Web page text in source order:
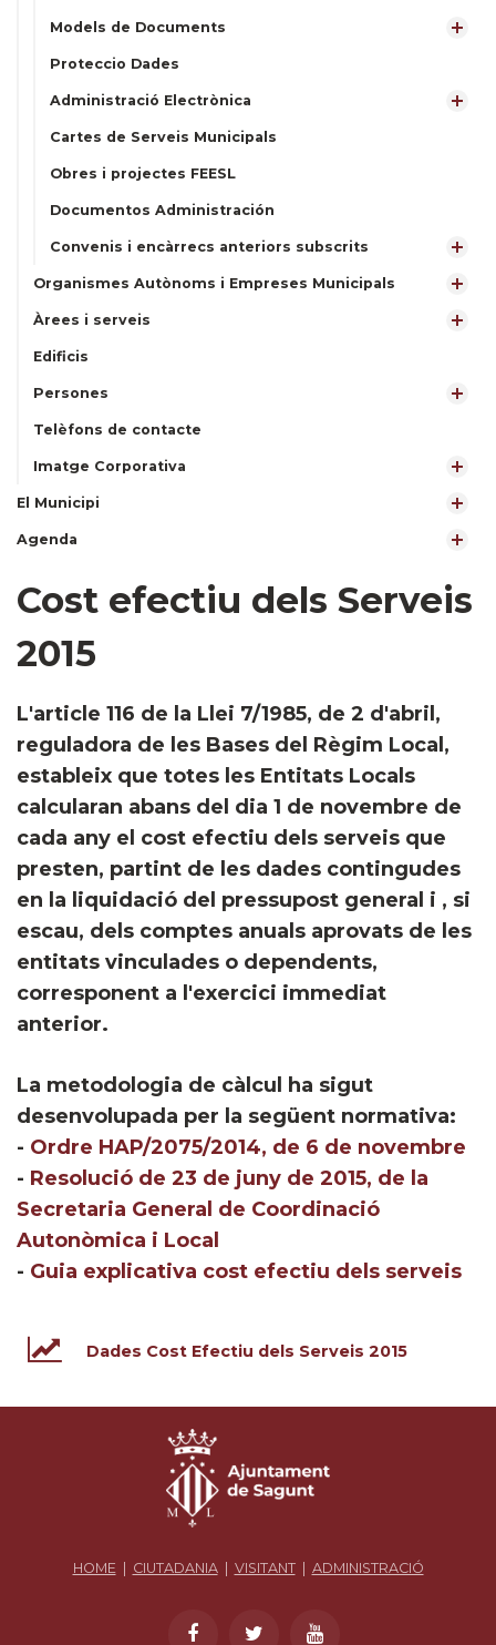
Models de Documents
Proteccio Dades
Administració Electrònica
Cartes de Serveis Municipals
Obres i projectes FEESL
Documentos Administración
Convenis i encàrrecs anteriors subscrits
Organismes Autònoms i Empreses Municipals
Àrees i serveis
Edificis
Persones
Telèfons de contacte
Imatge Corporativa
El Municipi
Agenda
Cost efectiu dels Serveis
2015
​​L'article 116 de la Llei 7/1985, de 2 d'abril,
reguladora de les Bases del Règim Local,
estableix que totes les Entitats Locals
calcularan abans del dia 1 de novembre de
cada any el cost efectiu dels serveis que
presten, partint de les dades contingudes
en la liquidació del pressupost general i , si
escau, dels comptes anuals aprovats de les
entitats vinculades o dependents,
corresponent a l'exercici immediat
anterior.
La metodologia de càlcul ha sigut
desenvolupada per la següent normativa:
- Ordre HAP/2075/2014, de 6 de novembre
- Resolució de 23 de juny de 2015, de la
Secretaria General de Coordinació
Autonòmica i Local
- Guia explicativa cost efectiu dels serveis
Dades Cost Efectiu dels Serveis 2015
HOME | CIUTADANIA| VISITANT| ADMINISTRACIÓ